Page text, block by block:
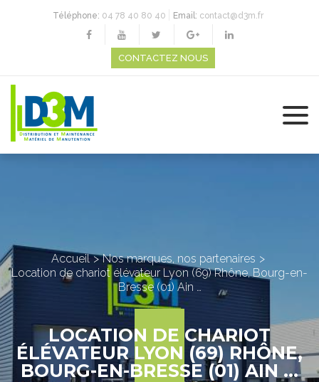
Téléphone: 04 78 40 80 40 Email: contact@d3m.fr
CONTACTEZ NOUS
Accueil
Nos marques, nos partenaires
Location de chariot élévateur Lyon (69) Rhône, Bourg-en-
Bresse (01) Ain …
LOCATION DE CHARIOT
ÉLÉVATEUR LYON (69) RHÔNE,
BOURG-EN-BRESSE (01) AIN …